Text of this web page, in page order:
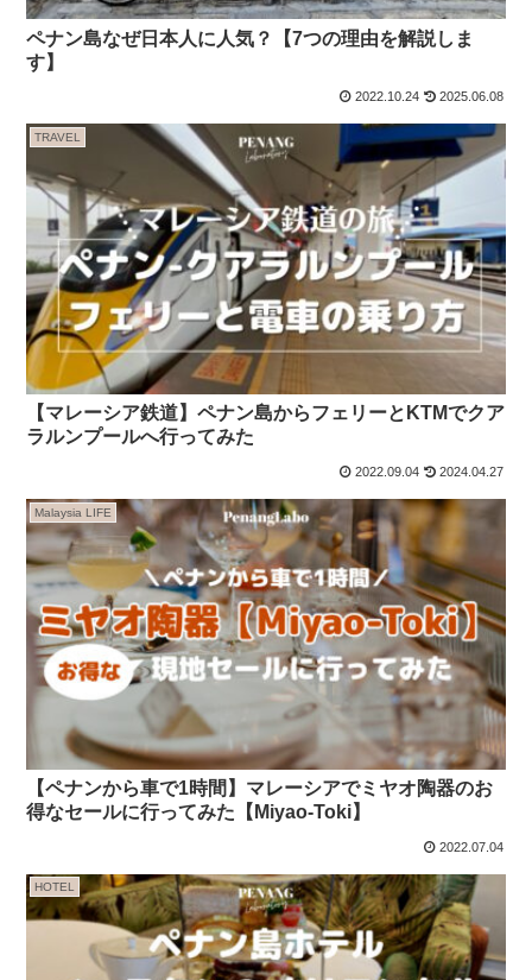
ペナン島なぜ日本人に人気？【7つの理由を解説しま
す】
2022.10.24 2025.06.08
TRAVEL
【マレーシア鉄道】ペナン島からフェリーとKTMでクア
ラルンプールへ行ってみた
2022.09.04 2024.04.27
Malaysia LIFE
【ペナンから車で1時間】マレーシアでミヤオ陶器のお
得なセールに行ってみた【Miyao-Toki】
2022.07.04
HOTEL